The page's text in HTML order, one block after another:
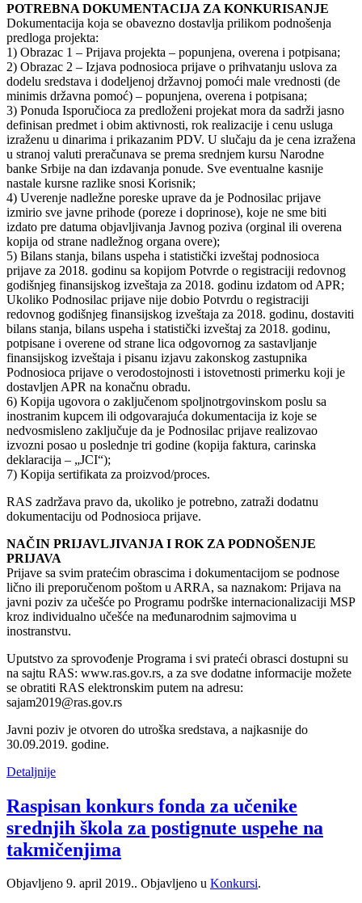
POTREBNA DOKUMENTACIJA ZA KONKURISANJE
Dokumentacija koja se obavezno dostavlja prilikom podnošenja
predloga projekta:
1) Obrazac 1 – Prijava projekta – popunjena, overena i potpisana;
2) Obrazac 2 – Izjava podnosioca prijave o prihvatanju uslova za
dodelu sredstava i dodeljenoj državnoj pomoći male vrednosti (de
minimis državna pomoć) – popunjena, overena i potpisana;
3) Ponuda Isporučioca za predloženi projekat mora da sadrži jasno
definisan predmet i obim aktivnosti, rok realizacije i cenu usluga
izraženu u dinarima i prikazanim PDV. U slučaju da je cena izražena
u stranoj valuti preračunava se prema srednjem kursu Narodne
banke Srbije na dan izdavanja ponude. Sve eventualne kasnije
nastale kursne razlike snosi Korisnik;
4) Uverenje nadležne poreske uprave da je Podnosilac prijave
izmirio sve javne prihode (poreze i doprinose), koje ne sme biti
izdato pre datuma objavljivanja Javnog poziva (orginal ili overena
kopija od strane nadležnog organa overe);
5) Bilans stanja, bilans uspeha i statistički izveštaj podnosioca
prijave za 2018. godinu sa kopijom Potvrde o registraciji redovnog
godišnjeg finansijskog izveštaja za 2018. godinu izdatom od APR;
Ukoliko Podnosilac prijave nije dobio Potvrdu o registraciji
redovnog godišnjeg finansijskog izveštaja za 2018. godinu, dostaviti
bilans stanja, bilans uspeha i statistički izveštaj za 2018. godinu,
potpisane i overene od strane lica odgovornog za sastavljanje
finansijskog izveštaja i pisanu izjavu zakonskog zastupnika
Podnosioca prijave o verodostojnosti i istovetnosti primerku koji je
dostavljen APR na konačnu obradu.
6) Kopija ugovora o zaključenom spoljnotrgovinskom poslu sa
inostranim kupcem ili odgovarajuća dokumentacija iz koje se
nedvosmisleno zaključuje da je Podnosilac prijave realizovao
izvozni posao u poslednje tri godine (kopija faktura, carinska
deklaracija – „JCI“);
7) Kopija sertifikata za proizvod/proces.
RAS zadržava pravo da, ukoliko je potrebno, zatraži dodatnu
dokumentaciju od Podnosioca prijave.
NAČIN PRIJAVLJIVANJA I ROK ZA PODNOŠENJE
PRIJAVA
Prijave sa svim pratećim obrascima i dokumentacijom se podnose
lično ili preporučenom poštom u ARRA, sa naznakom: Prijava na
javni poziv za učešće po Programu podrške internacionalizaciji MSP
kroz individualno učešće na međunarodnim sajmovima u
inostranstvu.
Uputstvo za sprovođenje Programa i svi prateći obrasci dostupni su
na sajtu RAS: www.ras.gov.rs, a za sve dodatne informacije možete
se obratiti RAS elektronskim putem na adresu:
sajam2019@ras.gov.rs
Javni poziv je otvoren do utroška sredstava, a najkasnije do
30.09.2019. godine.
Detaljnije
Raspisan konkurs fonda za učenike
srednjih škola za postignute uspehe na
takmičenjima
Objavljeno 9. april 2019.. Objavljeno u Konkursi.